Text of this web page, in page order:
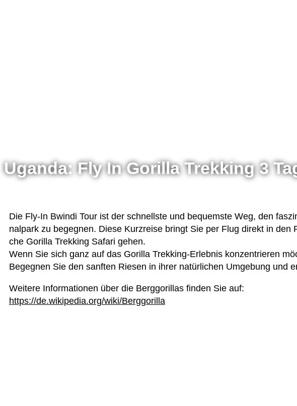
Uganda: Fly In Gorilla Trekking 3
Die Fly-In Bwindi Tour ist der schnellste und bequemste Weg, den
nal­park zu begeg­nen. Diese Kurz­reise bringt Sie per Flug direkt in
che Gorilla Trek­king Safari gehen.
Wenn Sie sich ganz auf das Gorilla Trek­king-Erleb­nis kon­zen­trie­ren
Begeg­nen Sie den sanf­ten Rie­sen in ihrer natür­li­chen Umge­bung und
Wei­tere Infor­ma­tio­nen über die Berg­go­ril­las fin­den Sie auf:
https://de.wikipedia.org/wiki/Berggorilla